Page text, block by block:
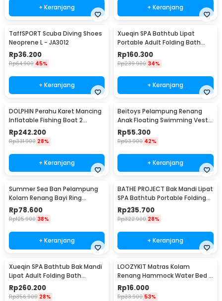
+ Keranjang + Keranjang
TaffSPORT Scuba Diving Shoes
Neoprene L - JA3012
Rp36.200
Rp64.900 45%
+ Keranjang
Xueqin SPA Bathtub Lipat
Portable Adult Folding Bath
65x70 cm - 18401
Rp160.300
Rp239.900 34%
+ Keranjang
DOLPHIN Perahu Karet Mancing
Inflatable Fishing Boat 2
Person - XC713
Rp242.200
Rp331.900 28%
+ Keranjang
Beitoys Pelampung Renang
Anak Floating Swimming Vest -
HW160
Rp55.300
Rp93.900 42%
+ Keranjang
Summer Sea Ban Pelampung
Kolam Renang Bayi Ring
Floating with Canopy - M-1
Rp78.600
Rp125.900 38%
+ Keranjang
BATHE PROJECT Bak Mandi Lipat
SPA Bathtub Portable Folding
Adult Bath - 18402
Rp235.700
Rp322.900 28%
+ Keranjang
Xueqin SPA Bathtub Bak Mandi
Lipat Adult Folding Bath
120x58x48cm - 18403
Rp260.200
Rp356.900 28%
LOOZYKIT Matras Kolam
Renang Hammock Water Bed -
L002
Rp16.000
Rp33.900 53%